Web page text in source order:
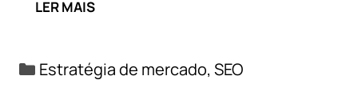
LER MAIS
Categorias
Estratégia de mercado, SEO